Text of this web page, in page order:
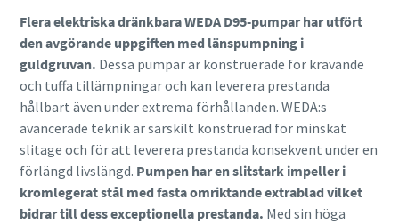
Flera elektriska dränkbara WEDA D95-pumpar har utfört
den avgörande uppgiften med länspumpning i
guldgruvan. Dessa pumpar är konstruerade för krävande
och tuffa tillämpningar och kan leverera prestanda
hållbart även under extrema förhållanden. WEDA:s
avancerade teknik är särskilt konstruerad för minskat
slitage och för att leverera prestanda konsekvent under en
förlängd livslängd. Pumpen har en slitstark impeller i
kromlegerat stål med fasta omriktande extrablad vilket
bidrar till dess exceptionella prestanda. Med sin höga